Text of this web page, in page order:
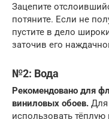
Зацепите
потяните. Если не
пустите в дело
заточив его
№2: Вода
Рекомендовано для
виниловых обоев. Для
использовать